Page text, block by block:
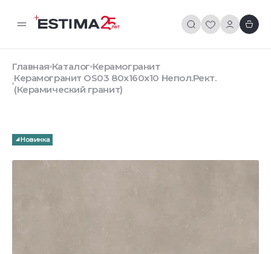
Главная Каталог Керамогранит
Керамогранит OS03 80x160x10 Непол.Рект.
(Керамический гранит)
Новинка